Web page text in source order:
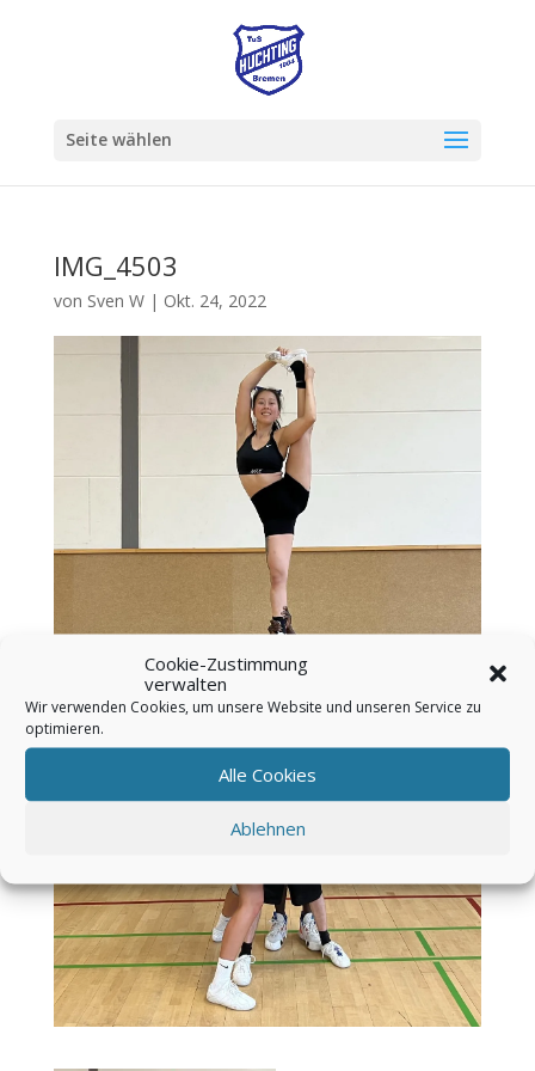
Cookie-Zustimmung
verwalten
Wir verwenden Cookies, um unsere Website und unseren Service zu
optimieren.
Alle Cookies
Ablehnen
Seite wählen
IMG_4503
von Sven W| Okt. 24, 2022